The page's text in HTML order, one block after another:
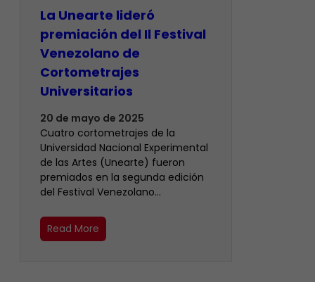
La Unearte lideró
premiación del Il Festival
Venezolano de
Cortometrajes
Universitarios
20 de mayo de 2025
Cuatro cortometrajes de la
Universidad Nacional Experimental
de las Artes (Unearte) fueron
premiados en la segunda edición
del Festival Venezolano…
Read More